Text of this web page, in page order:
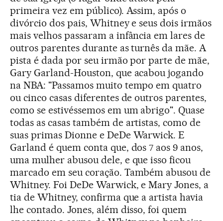
primeira vez em público). Assim, após o
divórcio dos pais, Whitney e seus dois irmãos
mais velhos passaram a infância em lares de
outros parentes durante as turnês da mãe. A
pista é dada por seu irmão por parte de mãe,
Gary Garland-Houston, que acabou jogando
na NBA: "Passamos muito tempo em quatro
ou cinco casas diferentes de outros parentes,
como se estivéssemos em um abrigo". Quase
todas as casas também de artistas, como de
suas primas Dionne e DeDe Warwick. E
Garland é quem conta que, dos 7 aos 9 anos,
uma mulher abusou dele, e que isso ficou
marcado em seu coração. Também abusou de
Whitney. Foi DeDe Warwick, e Mary Jones, a
tia de Whitney, confirma que a artista havia
lhe contado. Jones, além disso, foi quem